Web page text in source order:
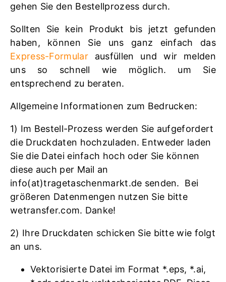
gehen Sie den Bestellprozess durch.
Sollten Sie kein Produkt bis jetzt gefunden
haben, können Sie uns ganz einfach das
Express-Formular ausfüllen und wir melden
uns so schnell wie möglich. um Sie
entsprechend zu beraten.
Allgemeine Informationen zum Bedrucken:
1) Im Bestell-Prozess werden Sie aufgefordert
die Druckdaten hochzuladen. Entweder laden
Sie die Datei einfach hoch oder Sie können
diese auch per Mail an
info(at)tragetaschenmarkt.de senden. Bei
größeren Datenmengen nutzen Sie bitte
wetransfer.com. Danke!
2) Ihre Druckdaten schicken Sie bitte wie folgt
an uns.
Vektorisierte Datei im Format *.eps, *.ai,